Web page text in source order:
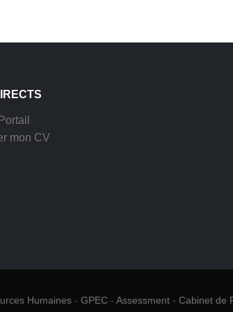
mon CV
Humaines - GPEC - Assessment - Cabinet de